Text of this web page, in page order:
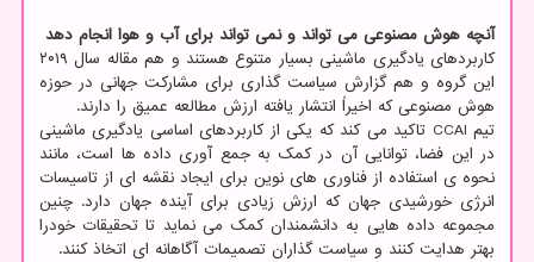
آنچه هوش مصنوعی می تواند و نمی تواند برای آب و هوا انجام دهد
کاربردهای یادگیری ماشینی بسیار متنوع هستند و هم مقاله سال ۲۰۱۹
این گروه و هم گزارش سیاست گذاری برای مشارکت جهانی در حوزه
هوش مصنوعی که اخیراً انتشار یافته ارزش مطالعه عمیق را دارند.
تیم CCAI تاکید می کند که یکی از کاربردهای اساسی یادگیری ماشینی
در این فضا، توانایی آن در کمک به جمع آوری داده ها است، مانند
نحوه ی استفاده از فناوری های نوین برای ایجاد نقشه ای از تاسیسات
انرژی خورشیدی جهان که ارزش زیادی برای آینده جهان دارد. چنین
مجموعه داده هایی به دانشمندان کمک می نماید تا تحقیقات خودرا
بهتر هدایت کنند و سیاست گذاران تصمیمات آگاهانه ای اتخاذ کنند.